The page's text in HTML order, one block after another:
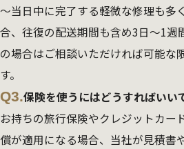
～当日中に完了する軽微な修理も多
合、往復の配送期間も含め3日～1週
の場合はご相談いただければ可能な
す。
Q3.保険を使うにはどうすればいい
お持ちの旅行保険やクレジットカー
償が適用になる場合、当社が見積書